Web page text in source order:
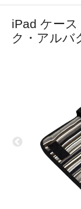
iPad ケー
ク・アルバ